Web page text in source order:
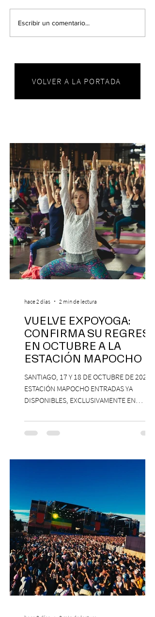
Escribir un comentario...
VOLVER A LA PORTADA
VUELVE EXPOYOGA:
CONFIRMA SU REGRESO
EN OCTUBRE A LA
ESTACIÓN MAPOCHO
SANTIAGO, 17 Y 18 DE OCTUBRE DE 2026,
ESTACIÓN MAPOCHO ENTRADAS YA
DISPONIBLES, EXCLUSIVAMENTE EN
con una edición renovada que reunirá
yoga, bienestar y vida consciente, con la
Antonella Orsini, Yoga Woman y más
Centro Cultural Estación Mapocho, espacio
que albergará durante dos jornadas una
pro
hace 2 días 2 min de lectura